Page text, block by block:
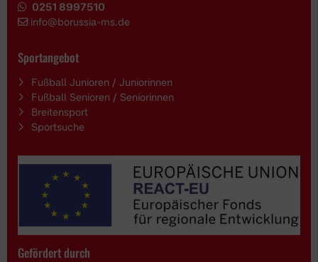
0251 8997510
info@borussia-ms.de
Sportangebot
Fußball Junioren / Juniorinnen
Fußball Senioren / Seniorinnen
Breitensport
Sportsuche
Gefördert durch